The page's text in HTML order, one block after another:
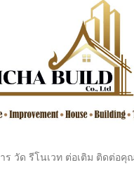
ร วัด รีโนเวท ต่อเติม ติดต่อคุณ